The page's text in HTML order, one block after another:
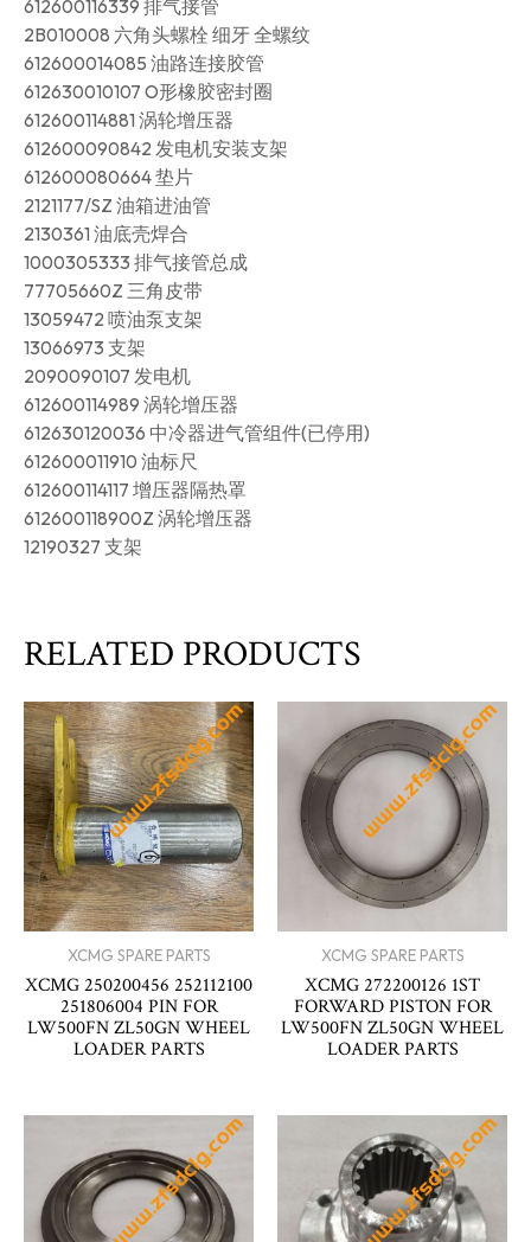
612600116339 排气接管
2B010008 六角头螺栓 细牙 全螺纹
612600014085 油路连接胶管
612630010107 O形橡胶密封圈
612600114881 涡轮增压器
612600090842 发电机安装支架
612600080664 垫片
2121177/SZ 油箱进油管
2130361 油底壳焊合
1000305333 排气接管总成
77705660Z 三角皮带
13059472 喷油泵支架
13066973 支架
2090090107 发电机
612600114989 涡轮增压器
612630120036 中冷器进气管组件(已停用)
612600011910 油标尺
612600114117 增压器隔热罩
612600118900Z 涡轮增压器
12190327 支架
RELATED PRODUCTS
XCMG SPARE PARTS
XCMG 250200456 252112100
251806004 PIN FOR
LW500FN ZL50GN WHEEL
LOADER PARTS
XCMG SPARE PARTS
XCMG 272200126 1ST
FORWARD PISTON FOR
LW500FN ZL50GN WHEEL
LOADER PARTS